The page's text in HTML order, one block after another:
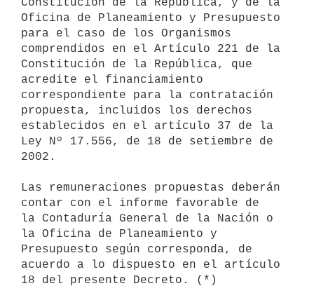
Oficina de Planeamiento y Presupuesto
para el caso de los Organismos
comprendidos en el Artículo 221 de la
Constitución de la República, que
acredite el financiamiento
correspondiente para la contratación
propuesta, incluidos los derechos
establecidos en el artículo 37 de la
Ley Nº 17.556, de 18 de setiembre de
2002.
Las remuneraciones propuestas deberán
contar con el informe favorable de
la Contaduría General de la Nación o
la Oficina de Planeamiento y
Presupuesto según corresponda, de
acuerdo a lo dispuesto en el artículo